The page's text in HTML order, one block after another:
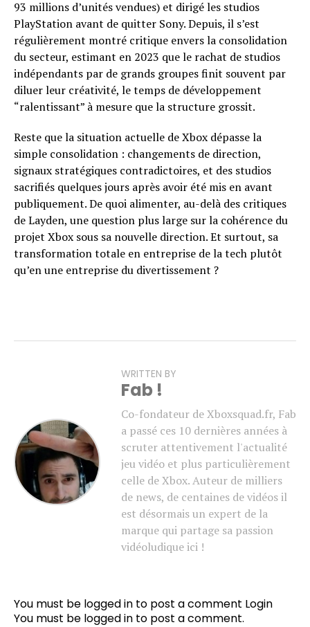
93 millions d’unités vendues) et dirigé les studios
PlayStation avant de quitter Sony. Depuis, il s’est
régulièrement montré critique envers la consolidation
du secteur, estimant en 2023 que le rachat de studios
indépendants par de grands groupes finit souvent par
diluer leur créativité, le temps de développement
“ralentissant” à mesure que la structure grossit.
Reste que la situation actuelle de Xbox dépasse la
simple consolidation : changements de direction,
signaux stratégiques contradictoires, et des studios
sacrifiés quelques jours après avoir été mis en avant
publiquement. De quoi alimenter, au-delà des critiques
de Layden, une question plus large sur la cohérence du
projet Xbox sous sa nouvelle direction. Et surtout, sa
transformation totale en entreprise de la tech plutôt
qu’en une entreprise du divertissement ?
WRITTEN BY
Fab !
Co-fondateur de Xboxsquad.fr, Fab
a passé ces 10 dernières années à
scruter attentivement l'actualité
jeu vidéo et plus particulièrement
celle de Xbox. Auteur de milliers
de news, de centaines de vidéos il
est désormais un expert de la
marque qui partage sa passion
vidéoludique ici !
You must be logged in to post a comment Login
You must be logged in to post a comment.